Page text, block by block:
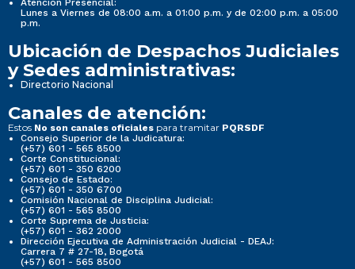
Atención Presencial:
Lunes a Viernes de 08:00 a.m. a 01:00 p.m. y de 02:00 p.m. a 05:00
p.m.
Ubicación de Despachos Judiciales
y Sedes administrativas:
Directorio Nacional
Canales de atención:
Estos No son canales oficiales para tramitar PQRSDF
Consejo Superior de la Judicatura:
(+57) 601 - 565 8500
Corte Constitucional:
(+57) 601 - 350 6200
Consejo de Estado:
(+57) 601 - 350 6700
Comisión Nacional de Disciplina Judicial:
(+57) 601 - 565 8500
Corte Suprema de Justicia:
(+57) 601 - 362 2000
Dirección Ejecutiva de Administración Judicial - DEAJ:
Carrera 7 # 27-18, Bogotá
(+57) 601 - 565 8500